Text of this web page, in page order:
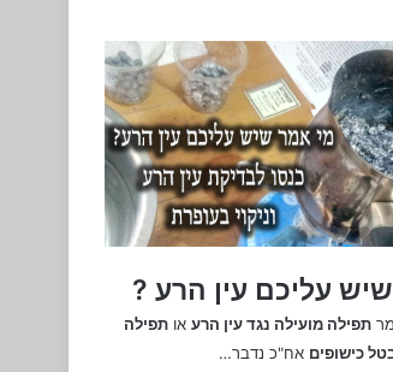
עליכם עין הרע ?
תפילה מועילה נגד עין הרע אותפילה
כישופים אח"כ נדבר…